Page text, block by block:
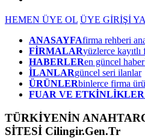
HEMEN ÜYE OL ÜYE GİRİŞİ
ANASAYFAfirma rehberi
FİRMALARyüzlerce kayıtlı
HABERLERen güncel
İLANLARgüncel seri ilanlar
ÜRÜNLERbinlerce firma
FUAR VE ETKİNLİKLER
TÜRKİYENİN
SİTESİ Cilingir.Gen.Tr